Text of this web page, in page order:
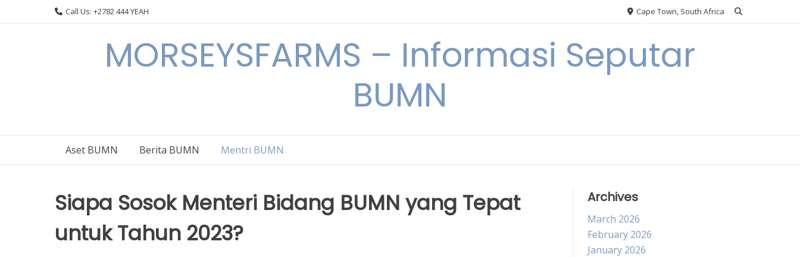
Call Us: +2782 444 YEAH Cape Town, South Africa
MORSEYSFARMS – Informasi Seputar
BUMN
Aset BUMN Berita BUMN Mentri BUMN
Siapa Sosok Menteri Bidang BUMN yang Tepat
untuk Tahun 2023?
Archives
March 2026
February 2026
January 2026